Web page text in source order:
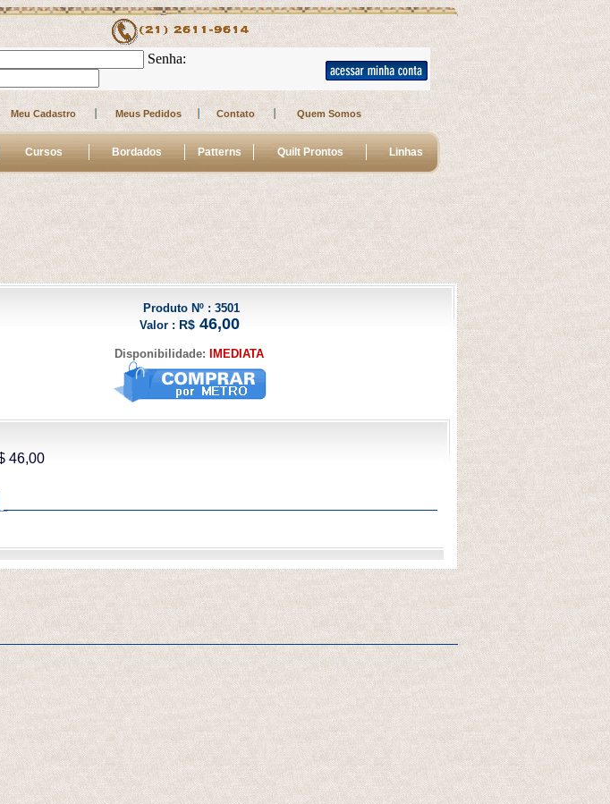
Senha:
Meu Cadastro Meus Pedidos Contato Quem Somos
Cursos Bordados Patterns Quilt Prontos Linhas
Produto Nº : 3501
Valor : R$46,00
Disponibilidade: IMEDIATA
46,00